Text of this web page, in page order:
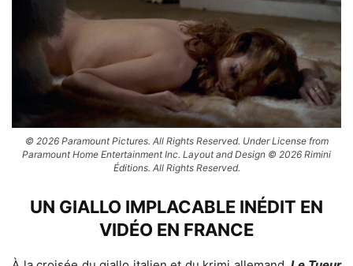
© 2026 Paramount Pictures. All Rights Reserved. Under License from
Paramount Home Entertainment Inc. Layout and Design © 2026 Rimini
Éditions. All Rights Reserved.
UN GIALLO IMPLACABLE INÉDIT EN
VIDÉO EN FRANCE